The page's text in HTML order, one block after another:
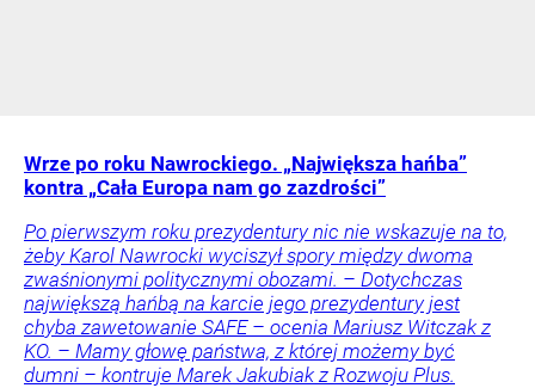
Wrze po roku Nawrockiego. „Największa hańba”
kontra „Cała Europa nam go zazdrości”
Po pierwszym roku prezydentury nic nie wskazuje na to,
żeby Karol Nawrocki wyciszył spory między dwoma
zwaśnionymi politycznymi obozami. – Dotychczas
największą hańbą na karcie jego prezydentury jest
chyba zawetowanie SAFE – ocenia Mariusz Witczak z
KO. – Mamy głowę państwa, z której możemy być
dumni – kontruje Marek Jakubiak z Rozwoju Plus.